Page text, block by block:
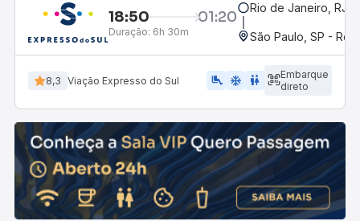
18:50 01:20
Duração: 6h 30m
Rio de Janeiro, RJ -
São Paulo, SP -
8,3 Viação Expresso do Sul airline_seat_legroom_extra ac_unit wc
Embarque
direto